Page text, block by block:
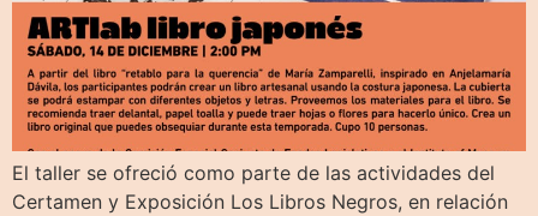
El taller se ofreció como parte de las actividades del
Certamen y Exposición Los Libros Negros, en relación